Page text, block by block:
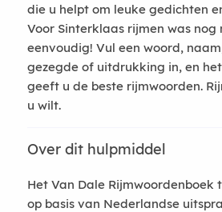
die u helpt om leuke gedichten
Voor Sinterklaas rijmen was nog
eenvoudig! Vul een woord,
gezegde of uitdrukking in, en
geeft u de beste rijmwoorden.
u wilt.
Over dit hulpmiddel
Het Van Dale Rijmwoordenboek
op basis van Nederlandse